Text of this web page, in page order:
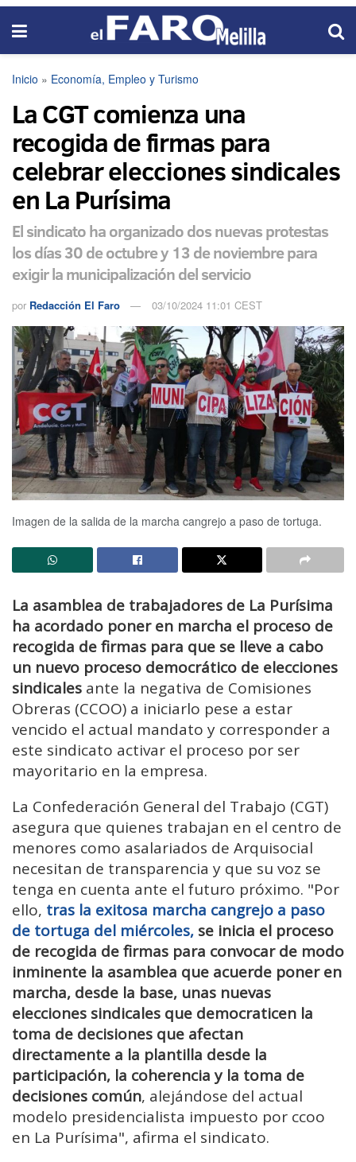
Inicio » Economía, Empleo y Turismo
La CGT comienza una
recogida de firmas para
celebrar elecciones sindicales
en La Purísima
El sindicato ha organizado dos nuevas protestas
los días 30 de octubre y 13 de noviembre para
exigir la municipalización del servicio
por Redacción El Faro 03/10/2024 11:01 CEST
Imagen de la salida de la marcha cangrejo a paso de tortuga.
La asamblea de trabajadores de La Purísima
ha acordado poner en marcha el proceso de
recogida de firmas para que se lleve a cabo
un nuevo proceso democrático de elecciones
sindicales ante la negativa de Comisiones
Obreras (CCOO) a iniciarlo pese a estar
vencido el actual mandato y corresponder a
este sindicato activar el proceso por ser
mayoritario en la empresa.
La Confederación General del Trabajo (CGT)
asegura que quienes trabajan en el centro de
menores como asalariados de Arquisocial
necesitan de transparencia y que su voz se
tenga en cuenta ante el futuro próximo. "Por
ello, tras la exitosa marcha cangrejo a paso
de tortuga del miércoles, se inicia el proceso
de recogida de firmas para convocar de modo
inminente la asamblea que acuerde poner en
marcha, desde la base, unas nuevas
elecciones sindicales que democraticen la
toma de decisiones que afectan
directamente a la plantilla desde la
participación, la coherencia y la toma de
decisiones común, alejándose del actual
modelo presidencialista impuesto por ccoo
en La Purísima", afirma el sindicato.